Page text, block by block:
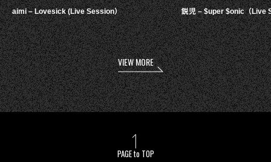
aimi – Lovesick (Live Session） 鋭児 – $uper $onic（Live
VIEW MORE
PAGE to TOP